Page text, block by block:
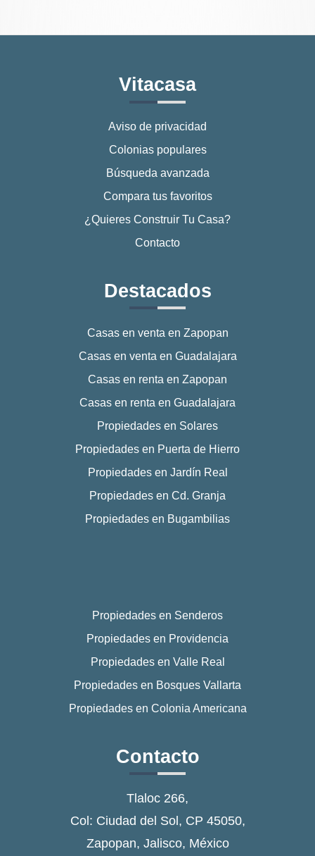
Vitacasa
Aviso de privacidad
Colonias populares
Búsqueda avanzada
Compara tus favoritos
¿Quieres Construir Tu Casa?
Contacto
Destacados
Casas en venta en Zapopan
Casas en venta en Guadalajara
Casas en renta en Zapopan
Casas en renta en Guadalajara
Propiedades en Solares
Propiedades en Puerta de Hierro
Propiedades en Jardín Real
Propiedades en Cd. Granja
Propiedades en Bugambilias
Propiedades en Senderos
Propiedades en Providencia
Propiedades en Valle Real
Propiedades en Bosques Vallarta
Propiedades en Colonia Americana
Contacto
Tlaloc 266,
Col: Ciudad del Sol, CP 45050,
Zapopan, Jalisco, México